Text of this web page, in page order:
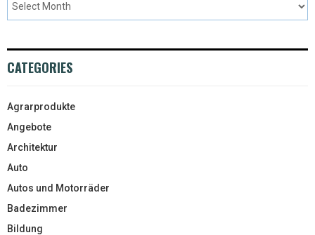
CATEGORIES
Agrarprodukte
Angebote
Architektur
Auto
Autos und Motorräder
Badezimmer
Bildung